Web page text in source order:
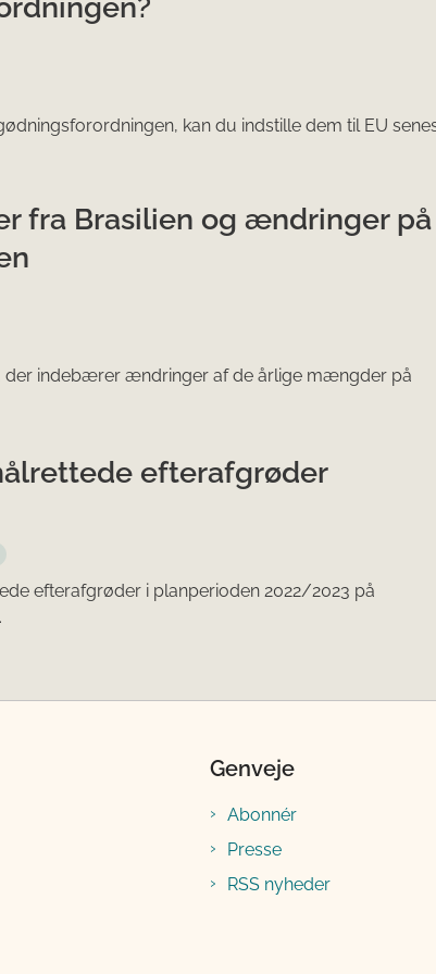
kan du indstille dem til EU
fra Brasilien og ændringer på
der indebærer ændringer af de årlige mængder på
efterafgrøder
efterafgrøder i planperioden 2022/2023 på
Genveje
Abonnér
Presse
RSS nyheder